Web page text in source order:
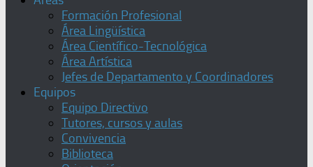
Formación Profesional
Área Lingüística
Área Científico-Tecnológica
Área Artística
Jefes de Departamento y Coordinadores
Equipos
Equipo Directivo
Tutores, cursos y aulas
Convivencia
Biblioteca